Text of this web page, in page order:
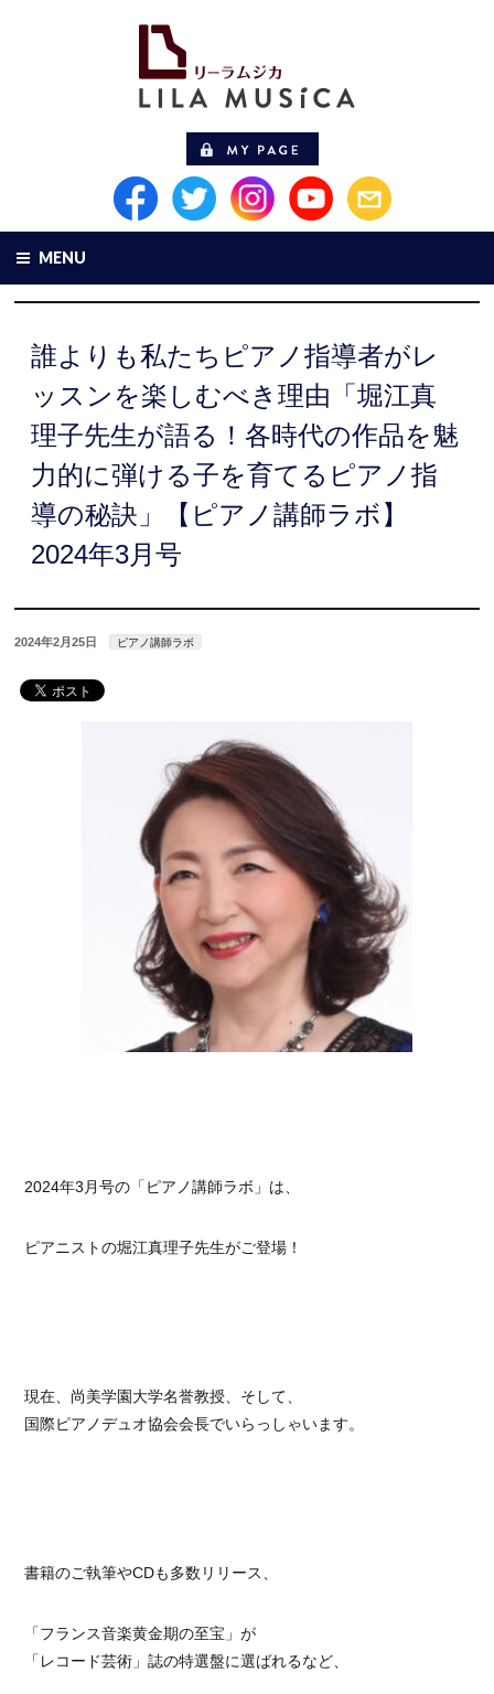
MENU
誰よりも私たちピアノ指導者がレ
ッスンを楽しむべき理由「堀江真
理子先生が語る！各時代の作品を魅
力的に弾ける子を育てるピアノ指
導の秘訣」【ピアノ講師ラボ】
2024年3月号
2024年2月25日 ピアノ講師ラボ
2024年3月号の「ピアノ講師ラボ」は、
ピアニストの堀江真理子先生がご登場！
現在、尚美学園大学名誉教授、そして、
国際ピアノデュオ協会会長でいらっしゃいます。
書籍のご執筆やCDも多数リリース、
「フランス音楽黄金期の至宝」が
「レコード芸術」誌の特選盤に選ばれるなど、